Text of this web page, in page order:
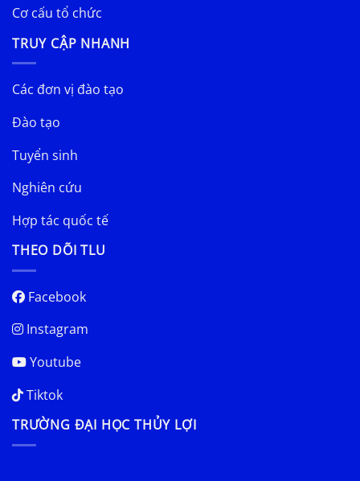
Cơ cấu tổ chức
TRUY CẬP NHANH
Các đơn vị đào tạo
Đào tạo
Tuyển sinh
Nghiên cứu
Hợp tác quốc tế
THEO DÕI TLU
Facebook
Instagram
Youtube
Tiktok
TRƯỜNG ĐẠI HỌC THỦY LỢI